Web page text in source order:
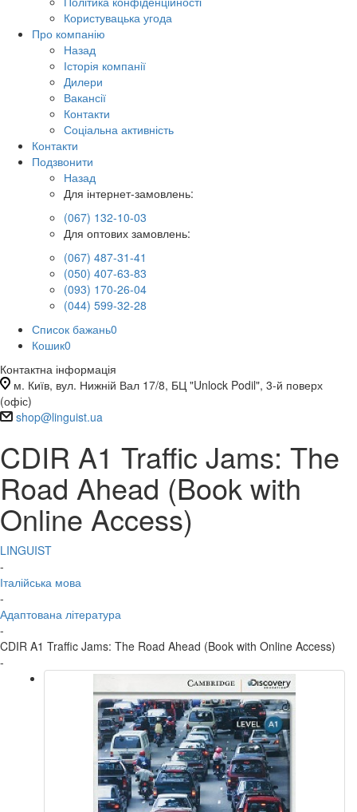
Користувацька угода
Про компанію
Назад
Історія компанії
Дилери
Вакансії
Контакти
Соціальна активність
Контакти
Подзвонити
Назад
Для інтернет-замовлень:
(067) 132-10-03
Для оптових замовлень:
(067) 487-31-41
(050) 407-63-83
(093) 170-26-04
(044) 599-32-28
Список бажань0
Кошик0
Контактна інформація
м. Київ, вул. Нижній Вал 17/8, БЦ "Unlock Podil", 3-й поверх
(офіс)
shop@linguist.ua
CDIR A1 Traffic Jams: The
Road Ahead (Book with
Online Access)
LINGUIST
-
Італійська мова
-
Адаптована література
-
CDIR A1 Traffic Jams: The Road Ahead (Book with Online Access)
-